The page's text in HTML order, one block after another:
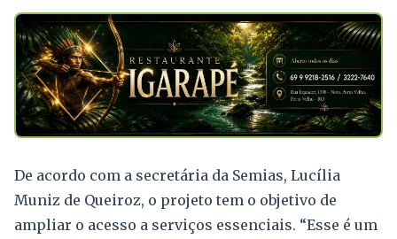
De acordo com a secretária da Semias, Lucília
Muniz de Queiroz, o projeto tem o objetivo de
ampliar o acesso a serviços essenciais. “Esse é um